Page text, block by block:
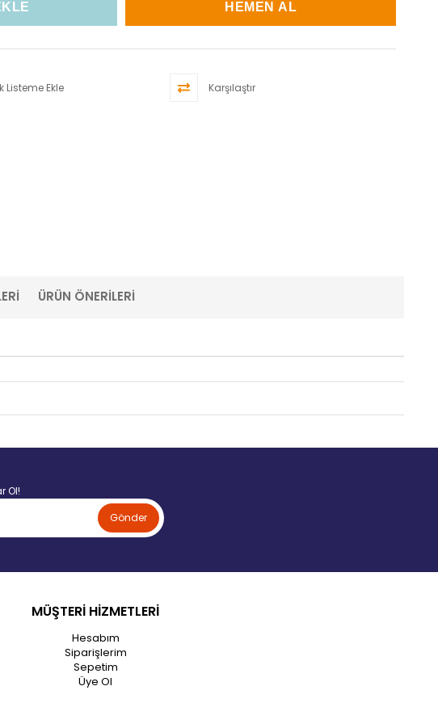
Listeme Ekle Karşılaştır
ÜRÜN ÖNERILERI
Ol!
Gönder
MÜŞTERİ HİZMETLERİ
Hesabım
Siparişlerim
Sepetim
Üye Ol